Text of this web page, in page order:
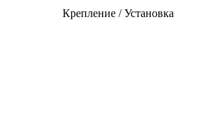
Крепление / Установка